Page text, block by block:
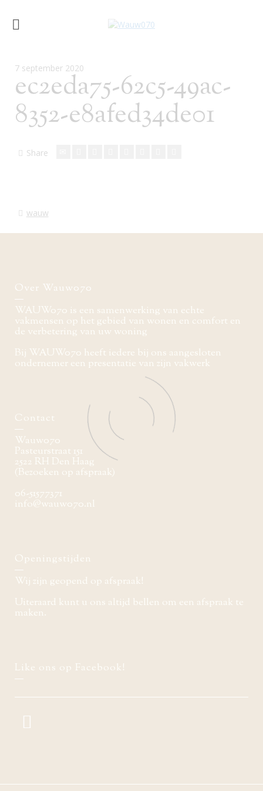
7 september 2020
ec2eda75-62c5-49ac-
8352-e8afed34de01
Share
wauw
Over Wauw070
WAUW070 is een samenwerking van echte
vakmensen op het gebied van wonen en comfort en
de verbetering van uw woning
Bij WAUW070 heeft iedere bij ons aangesloten
ondernemer een presentatie van zijn vakwerk
Contact
Wauw070
Pasteurstraat 151
2522 RH Den Haag
(Bezoeken op afspraak)
06-51577371
info@wauw070.nl
Openingstijden
Wij zijn geopend op afspraak!
Uiteraard kunt u ons altijd bellen om een afspraak te
maken.
Like ons op Facebook!